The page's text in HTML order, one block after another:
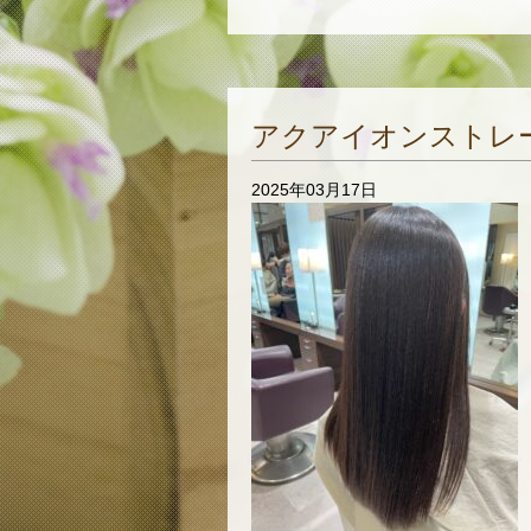
アクアイオンストレ
2025年03月17日